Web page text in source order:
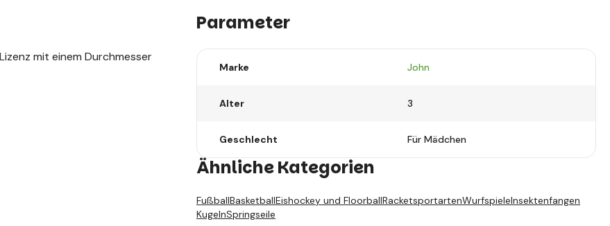
mit einem Durchmesser
Parameter
Marke John
Alter 3
Geschlecht Für Mädchen
Ähnliche Kategorien
FußballBasketballEishockey und FloorballRacketsportartenWurfspieleInsektenfangen
KugelnSpringseile